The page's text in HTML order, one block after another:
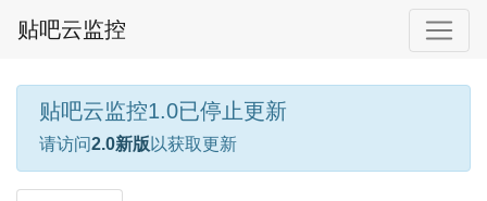
贴吧云监控
贴吧云监控1.0已停止更新
请访问2.0新版 以获取更新